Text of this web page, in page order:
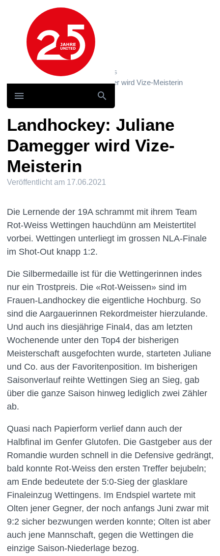
Hauptnavigation
News und Storys / News
Landhockey: Juliane Damegger wird Vize-Meisterin
Landhockey: Juliane
Damegger wird Vize-
Meisterin
Veröffentlicht am 17.06.2021
Die Lernende der 19A schrammt mit ihrem Team
Rot-Weiss Wettingen hauchdünn am Meistertitel
vorbei. Wettingen unterliegt im grossen NLA-Finale
im Shot-Out knapp 1:2.
Die Silbermedaille ist für die Wettingerinnen indes
nur ein Trostpreis. Die «Rot-Weissen» sind im
Frauen-Landhockey die eigentliche Hochburg. So
sind die Aargauerinnen Rekordmeister hierzulande.
Und auch ins diesjährige Final4, das am letzten
Wochenende unter den Top4 der bisherigen
Meisterschaft ausgefochten wurde, starteten Juliane
und Co. aus der Favoritenposition. Im bisherigen
Saisonverlauf reihte Wettingen Sieg an Sieg, gab
über die ganze Saison hinweg lediglich zwei Zähler
ab.
Quasi nach Papierform verlief dann auch der
Halbfinal im Genfer Glutofen. Die Gastgeber aus der
Romandie wurden schnell in die Defensive gedrängt,
bald konnte Rot-Weiss den ersten Treffer bejubeln;
am Ende bedeutete der 5:0-Sieg der glasklare
Finaleinzug Wettingens. Im Endspiel wartete mit
Olten jener Gegner, der noch anfangs Juni zwar mit
9:2 sicher bezwungen werden konnte; Olten ist aber
auch jene Mannschaft, gegen die Wettingen die
einzige Saison-Niederlage bezog.